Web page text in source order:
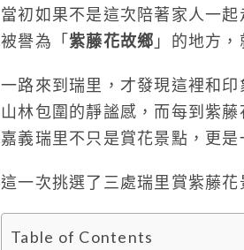
當初如果不是這次陪著家人一起
被譽為「紫藤花故鄉 」的地方
一路來到瑞里，才發現這裡和
山林包圍的靜謐感，而每到紫
嘉義瑞里不只是賞花景點，更
這一次挑選了三處瑞里賞紫藤
Table of Contents